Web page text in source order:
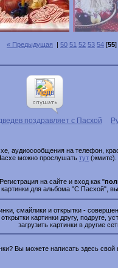
« Предыдущая | 50 51 52 53 54 [55]
поздравляет с Пасхой
аудиосообщения на телефон,
можно прослушать тут (жмите).
на сайте и вход как "
картинки для альбома "С Пасхой",
смайлики и открытки -
картинки другу, подруге,
загрузить картинки в другие
Вы можете написать здесь свой